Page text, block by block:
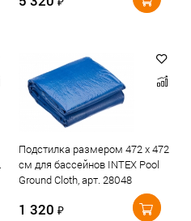
Подстилка размером 472 х 472
см для бассейнов INTEX Pool
Ground Cloth, арт. 28048
1 320 ₽